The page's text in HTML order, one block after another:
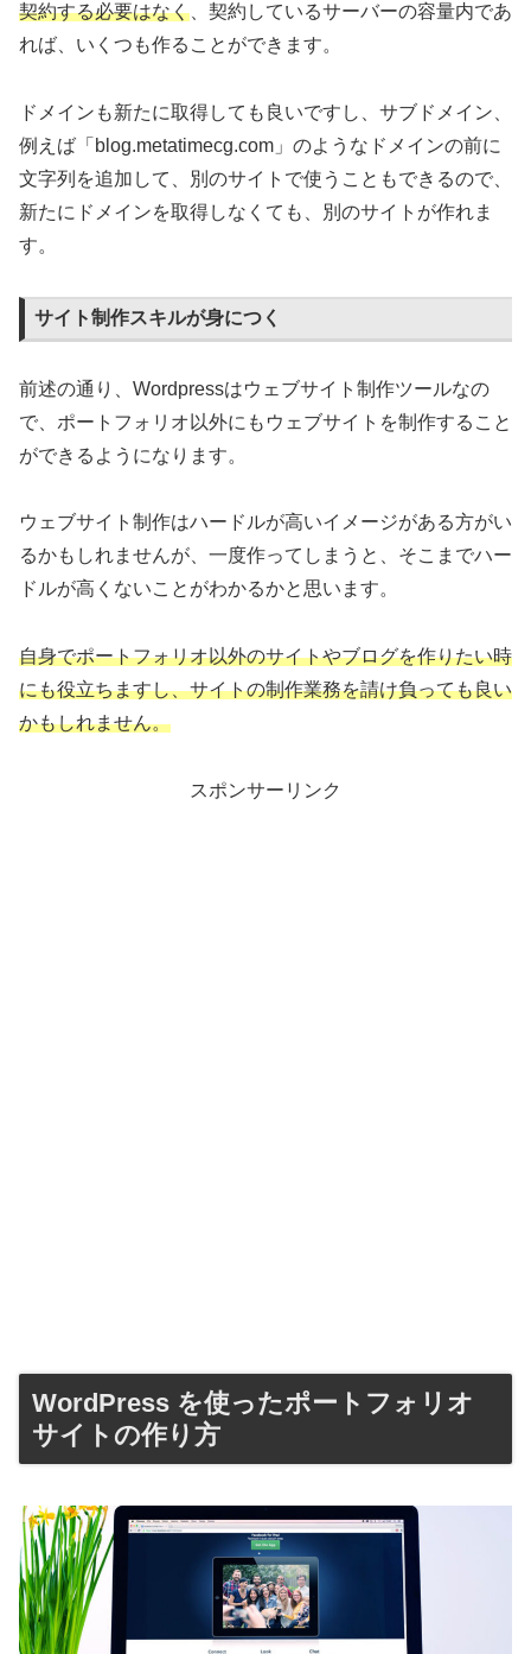
契約する必要はなく 、契約しているサーバーの容量内であ
れば、いくつも作ることができます。
ドメインも新たに取得しても良いですし、サブドメイン、
例えば「blog.metatimecg.com」のようなドメインの前に
文字列を追加して、別のサイトで使うこともできるので、
新たにドメインを取得しなくても、別のサイトが作れま
す。
サイト制作スキルが身につく
前述の通り、Wordpressはウェブサイト制作ツールなの
で、ポートフォリオ以外にもウェブサイトを制作すること
ができるようになります。
ウェブサイト制作はハードルが高いイメージがある方がい
るかもしれませんが、一度作ってしまうと、そこまでハー
ドルが高くないことがわかるかと思います。
自身でポートフォリオ以外のサイトやブログを作りたい時
にも役立ちますし、サイトの制作業務を請け負っても良い
かもしれません。
スポンサーリンク
WordPress を使ったポートフォリオ
サイトの作り方